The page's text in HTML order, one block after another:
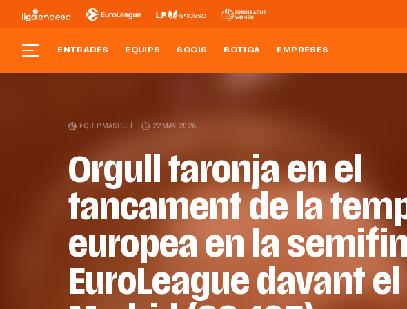
ENTRADES EQUIPS SOCIS BOTIGA EMPRESES
EQUIP MASCULÍ 22 MAY. 2026
Orgull taronja en el
tancament de la
europea en la
EuroLeague davant el